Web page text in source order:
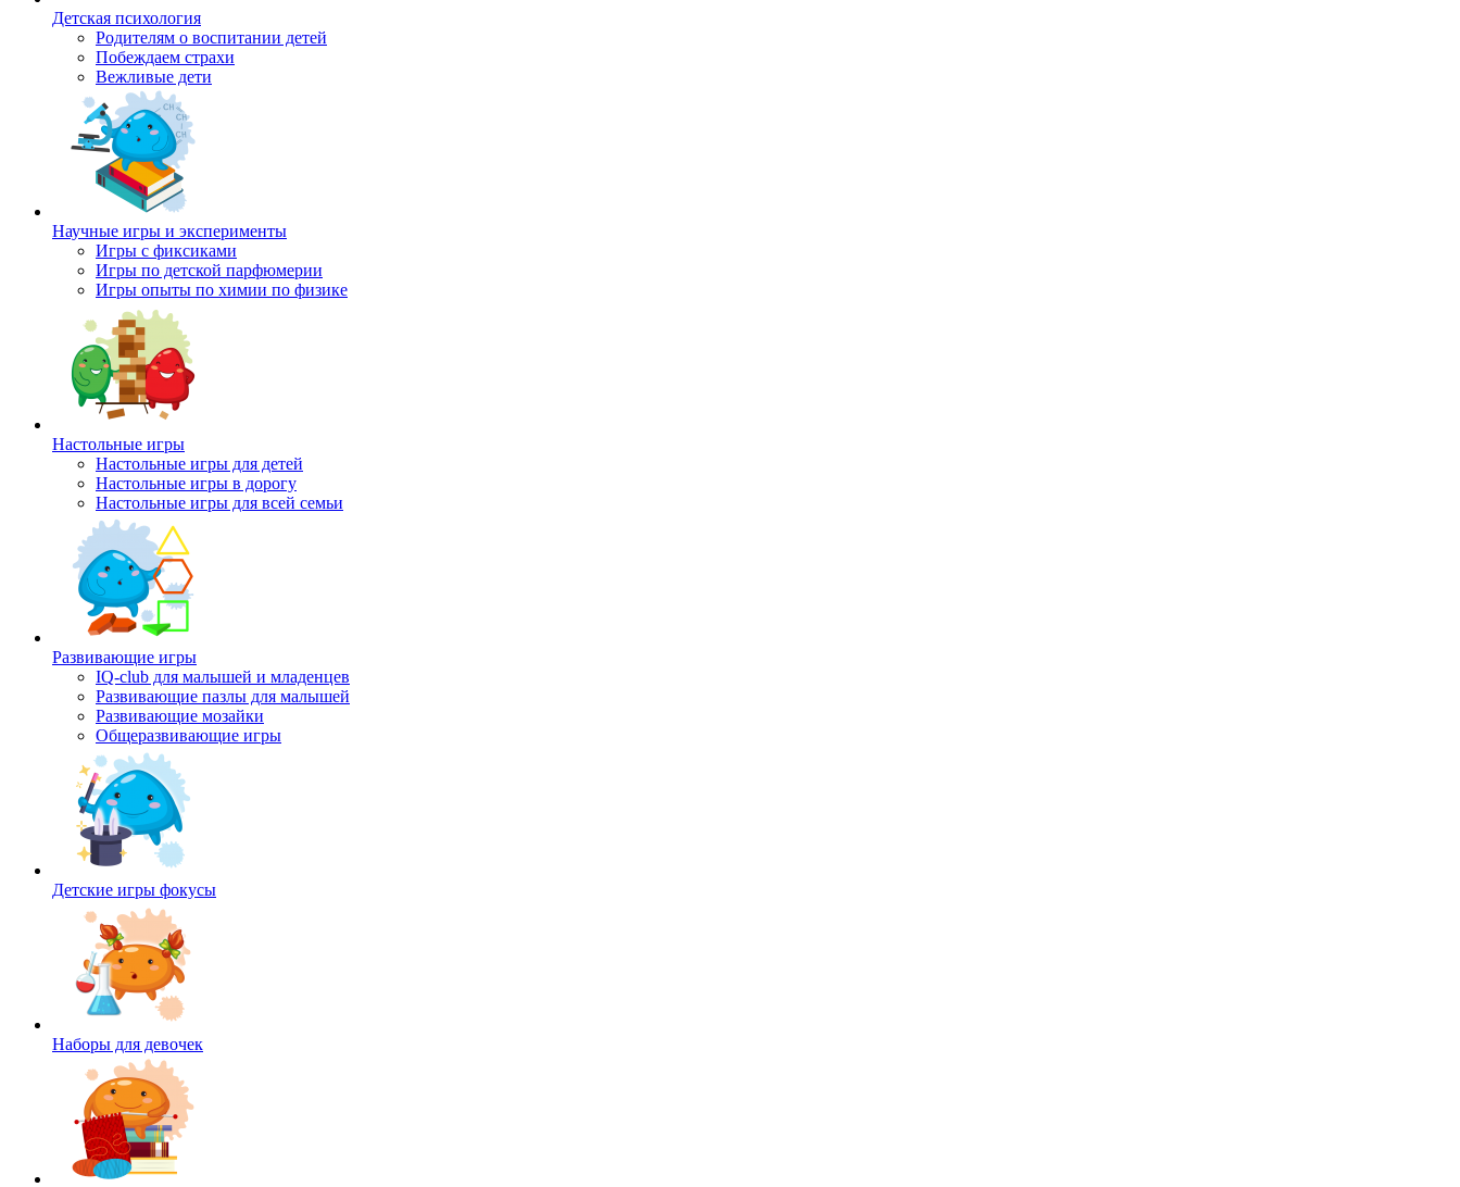
Детская психология
Родителям о воспитании детей
Побеждаем страхи
Вежливые дети
Научные игры и эксперименты
Игры с фиксиками
Игры по детской парфюмерии
Игры опыты по химии по физике
Настольные игры
Настольные игры для детей
Настольные игры в дорогу
Настольные игры для всей семьи
Развивающие игры
IQ-club для малышей и младенцев
Развивающие пазлы для малышей
Развивающие мозайки
Общеразвивающие игры
Детские игры фокусы
Наборы для девочек